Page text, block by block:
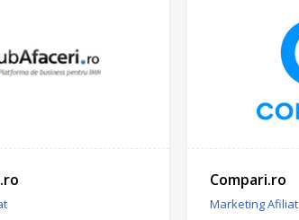
Compari.ro
Marketing Afiliat